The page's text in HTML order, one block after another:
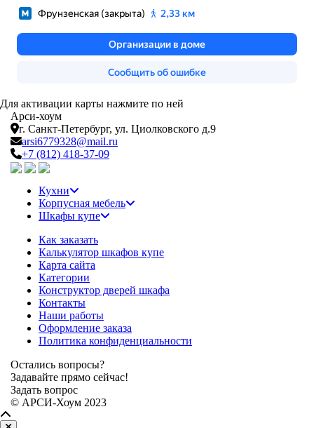
Для активации карты нажмите по ней
Арси-хоум
г. Санкт-Петербург, ул. Циолковского д.9
arsi6779328@mail.ru
+7 (812) 418-37-09
Кухни
Корпусная мебель
Шкафы купе
Как заказать
Калькулятор шкафов купе
Карта сайта
Категории
Конструктор дверей шкафа
Контакты
Наши работы
Оформление заказа
Политика конфиденциальности
Остались вопросы?
Задавайте прямо сейчас!
Задать вопрос
© АРСИ-Хоум 2023